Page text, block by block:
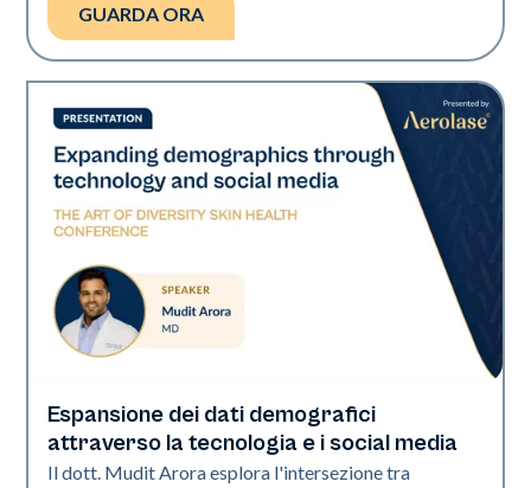
GUARDA ORA
Art of Diversity
Espansione dei dati demografici
attraverso la tecnologia e i social media
Il dott. Mudit Arora esplora l'intersezione tra